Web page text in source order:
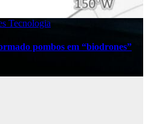
Tecnologia
pombos em “biodrones”